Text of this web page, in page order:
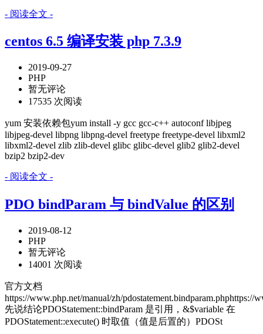
- 阅读全文 -
centos 6.5 编译安装 php 7.3.9
2019-09-27
PHP
暂无评论
17535 次阅读
yum 安装依赖包yum install -y gcc gcc-c++ autoconf libjpeg
libjpeg-devel libpng libpng-devel freetype freetype-devel libxml2
libxml2-devel zlib zlib-devel glibc glibc-devel glib2 glib2-devel
bzip2 bzip2-dev
- 阅读全文 -
PDO bindParam 与 bindValue 的区别
2019-08-12
PHP
暂无评论
14001 次阅读
官方文档
https://www.php.net/manual/zh/pdostatement.bindparam.phphttps://
先说结论PDOStatement::bindParam 是引用，&$variable 在
PDOStatement::execute() 时取值（值是后置的）PDOSt